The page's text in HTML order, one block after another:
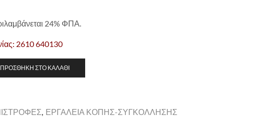
24% ΦΠΑ.
2610 640130
ΠΡΟΣΘΉΚΗ ΣΤΟ ΚΑΛΆΘΙ
, ΕΡΓΑΛΕΙΑ ΚΟΠΗΣ-ΣΥΓΚΟΛΛΗΣΗΣ